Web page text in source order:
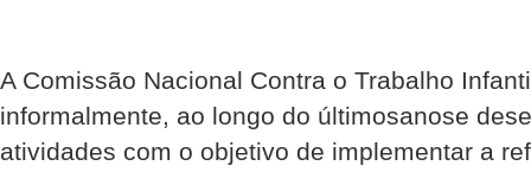
A Comissão Nacional Contra o Trabalho
informalmente, ao longo do últimosanose
atividades com o objetivo de implementar a